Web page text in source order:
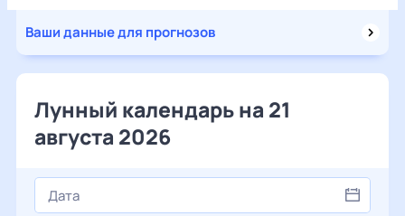
Ваши данные для прогнозов
Лунный календарь на 21
августа 2026